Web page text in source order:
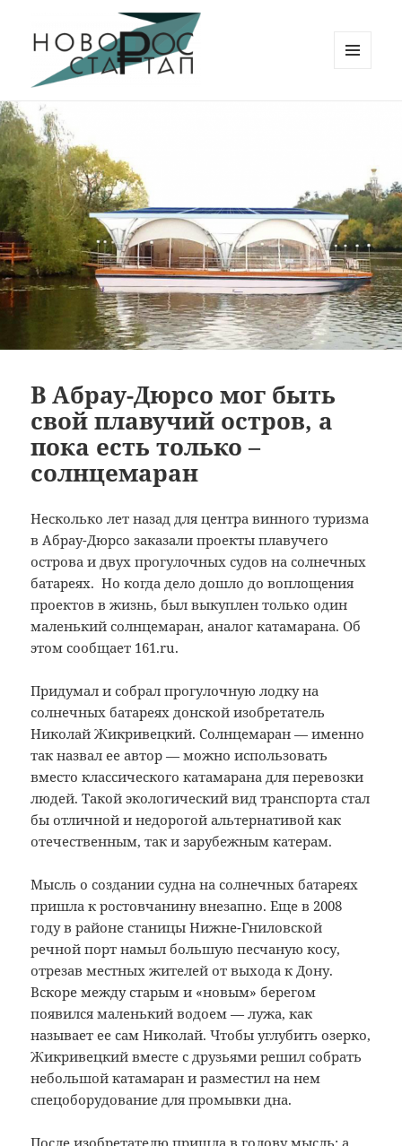
Новорос Стартап
В Абрау-Дюрсо мог быть
свой плавучий остров, а
пока есть только –
солнцемаран
Несколько лет назад для центра винного туризма
в Абрау-Дюрсо заказали проекты плавучего
острова и двух прогулочных судов на солнечных
батареях. Но когда дело дошло до воплощения
проектов в жизнь, был выкуплен только один
маленький солнцемаран, аналог катамарана. Об
этом сообщает 161.ru.
Придумал и собрал прогулочную лодку на
солнечных батареях донской изобретатель
Николай Жикривецкий. Солнцемаран — именно
так назвал ее автор — можно использовать
вместо классического катамарана для перевозки
людей. Такой экологический вид транспорта стал
бы отличной и недорогой альтернативой как
отечественным, так и зарубежным катерам.
Мысль о создании судна на солнечных батареях
пришла к ростовчанину внезапно. Еще в 2008
году в районе станицы Нижне-Гниловской
речной порт намыл большую песчаную косу,
отрезав местных жителей от выхода к Дону.
Вскоре между старым и «новым» берегом
появился маленький водоем — лужа, как
называет ее сам Николай. Чтобы углубить озерко,
Жикривецкий вместе с друзьями решил собрать
небольшой катамаран и разместил на нем
спецоборудование для промывки дна.
После изобретателю пришла в голову мысль: а